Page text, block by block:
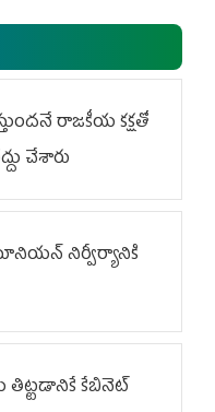
రాజకీయ కక్షతో
చేశారు
నిర్వీర్యానికి
కేబినెట్‌